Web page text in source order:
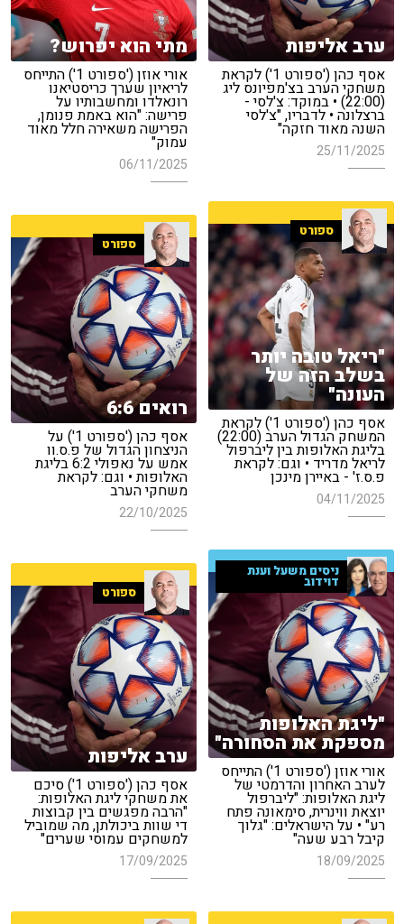
ערב אליפות
אסף כהן ('ספורט 1') לקראת
משחקי הערב בצ'מפיונס ליג
(22:00) • במוקד: צ'לסי -
ברצלונה • לדבריו, "צ'לסי
השנה מאוד חזקה"
25/11/2025
מתי הוא יפרוש?
אורי אוזן ('ספורט 1') התייחס
לריאיון שערך כריסטיאנו
רונאלדו ומחשבותיו על
פרישה: "הוא באמת פנומן,
הפרישה משאירה חלל מאוד
עמוק"
06/11/2025
ספורט
"ריאל טובה יותר
בשלב הזה של
העונה"
אסף כהן ('ספורט 1') לקראת
המשחק הגדול הערב (22:00)
בליגת האלופות בין ליברפול
לריאל מדריד • וגם: לקראת
פ.ס.ז' - באיירן מינכן
04/11/2025
ספורט
רואים 6:6
אסף כהן ('ספורט 1') על
הניצחון הגדול של פ.ס.וו
אמש על נאפולי 6:2 בליגת
האלופות • וגם: לקראת
משחקי הערב
22/10/2025
ניסים משעל וענת
דוידוב
"ליגת האלופות
מספקת את הסחורה"
אורי אוזן ('ספורט 1') התייחס
לערב האחרון והדרמטי של
ליגת האלופות: "ליברפול
יוצאת ווינרית, סימאונה פתח
רע" • על הישראלים: "גלוך
קיבל רבע שעה"
18/09/2025
ספורט
ערב אליפות
אסף כהן ('ספורט 1') סיכם
את משחקי ליגת האלופות:
"הרבה מפגשים בין קבוצות
די שוות ביכולתן, מה שמוביל
למשחקים עמוסי שערים"
17/09/2025